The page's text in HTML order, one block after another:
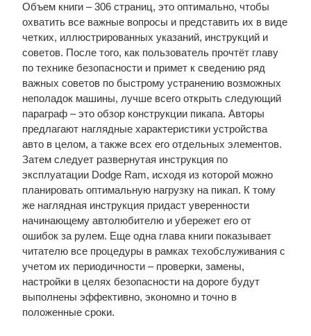
Объем книги – 306 страниц, это оптимально, чтобы
охватить все важные вопросы и представить их в виде
четких, иллюстрированных указаний, инструкций и
советов. После того, как пользователь прочтёт главу
по технике безопасности и примет к сведению ряд
важных советов по быстрому устранению возможных
неполадок машины, лучше всего открыть следующий
параграф – это обзор конструкции пикапа. Авторы
предлагают наглядные характеристики устройства
авто в целом, а также всех его отдельных элементов.
Затем следует развернутая инструкция по
эксплуатации Dodge Ram, исходя из которой можно
планировать оптимальную нагрузку на пикап. К тому
же наглядная инструкция придаст уверенности
начинающему автолюбителю и убережет его от
ошибок за рулем. Еще одна глава книги показывает
читателю все процедуры в рамках техобслуживания с
учетом их периодичности – проверки, замены,
настройки в целях безопасности на дороге будут
выполнены эффективно, экономно и точно в
положенные сроки.